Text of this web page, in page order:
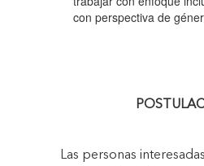
con perspectiva de
Las personas